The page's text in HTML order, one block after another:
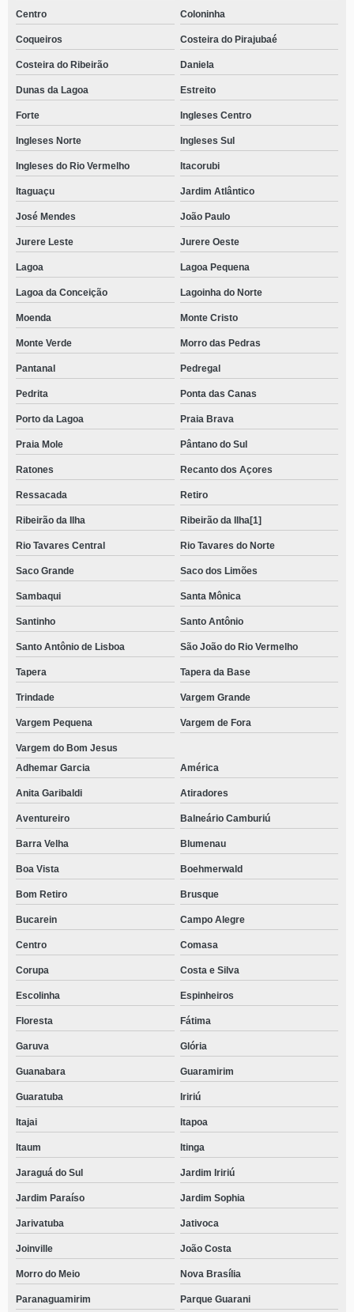
Centro Coloninha
Coqueiros Costeira do Pirajubaé
Costeira do Ribeirão Daniela
Dunas da Lagoa Estreito
Forte Ingleses Centro
Ingleses Norte Ingleses Sul
Ingleses do Rio Vermelho Itacorubi
Itaguaçu Jardim Atlântico
José Mendes João Paulo
Jurere Leste Jurere Oeste
Lagoa Lagoa Pequena
Lagoa da Conceição Lagoinha do Norte
Moenda Monte Cristo
Monte Verde Morro das Pedras
Pantanal Pedregal
Pedrita Ponta das Canas
Porto da Lagoa Praia Brava
Praia Mole Pântano do Sul
Ratones Recanto dos Açores
Ressacada Retiro
Ribeirão da Ilha Ribeirão da Ilha[1]
Rio Tavares Central Rio Tavares do Norte
Saco Grande Saco dos Limões
Sambaqui Santa Mônica
Santinho Santo Antônio
Santo Antônio de Lisboa São João do Rio Vermelho
Tapera Tapera da Base
Trindade Vargem Grande
Vargem Pequena Vargem de Fora
Vargem do Bom Jesus
Adhemar Garcia
América
Anita Garibaldi Atiradores
Aventureiro Balneário Camburiú
Barra Velha Blumenau
Boa Vista Boehmerwald
Bom Retiro Brusque
Bucarein Campo Alegre
Centro Comasa
Corupa Costa e Silva
Escolinha Espinheiros
Floresta Fátima
Garuva Glória
Guanabara Guaramirim
Guaratuba Iririú
Itajai Itapoa
Itaum Itinga
Jaraguá do Sul Jardim Iririú
Jardim Paraíso Jardim Sophia
Jarivatuba Jativoca
Joinville João Costa
Morro do Meio Nova Brasília
Paranaguamirim Parque Guarani